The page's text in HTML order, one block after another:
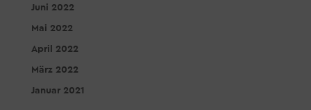
Juni 2022
Mai 2022
April 2022
März 2022
Januar 2021